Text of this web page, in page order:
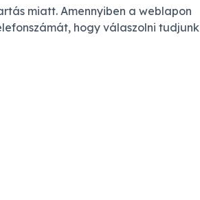
miatt. Amennyiben a weblapon
hogy válaszolni tudjunk